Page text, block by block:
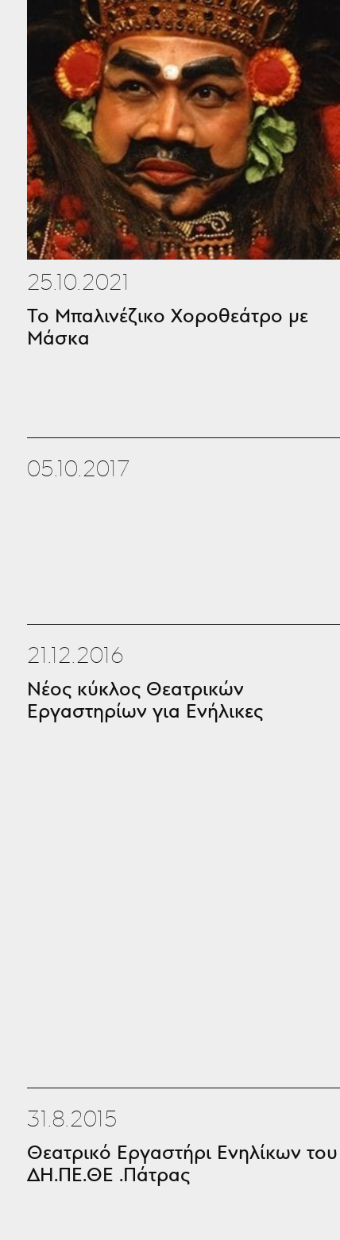
25.10.2021
To Μπαλινέζικο Χοροθεάτρο με
Μάσκα
05.10.2017
21.12.2016
Νέος κύκλος Θεατρικών
Εργαστηρίων για Ενήλικες
31.8.2015
Θεατρικό Εργαστήρι Ενηλίκων του
ΔΗ.ΠΕ.ΘΕ .Πάτρας